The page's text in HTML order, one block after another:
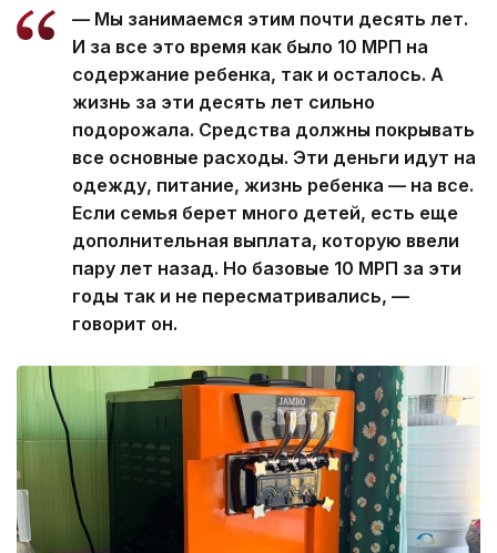
говорят супруги, не происхождение ребенка,
а атмосфера дома.
Один из вопросов, который чаще всего слышат
супруги, — действительно ли дома постоянно
шумно.
— Нам часто говорят: «У нас с тремя
детьми шума больше, чем у вас
с тридцатью». Просто с каждым ребенком
нужно разговаривать и искать свой
подход, — замечают они.
«Не мешайте тем, кто хочет стать семьей»
Самой болезненной темой супруги называют
вовсе не бытовые сложности. По словам Рустама
Шукурова, больше всего вопросов возникает
при оформлении новых детей. Он убежден, что
семьям, уже имеющим опыт воспитания
приемных детей, нужна не дополнительная
бюрократия, а сопровождение и помощь.